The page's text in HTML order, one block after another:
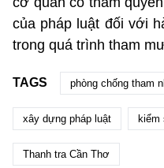
của pháp luật đối với
trong quá trình tham
TAGS phòng chống tham
xây dựng pháp luật kiểm
Thanh tra Cần Thơ